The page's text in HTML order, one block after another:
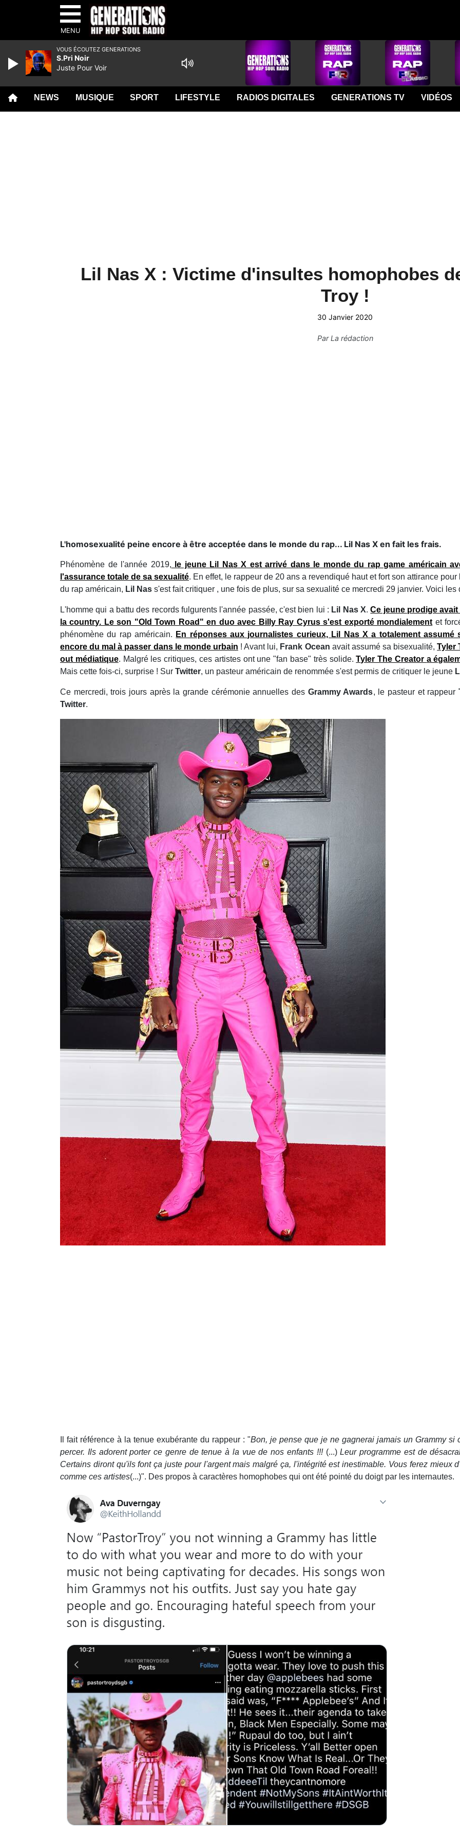
MENU
NEWS MUSIQUE SPORT LIFESTYLE RADIOS DIGITALES GENERATIONS TV VIDÉOS
Lil Nas X : Victime d'insultes homophobes
Troy !
30 Janvier 2020
ParLa rédaction
L'homosexualité peine encore à être acceptée dans le monde du rap... Lil Nas X en fait les frais.
Phénomène de l'année 2019, le jeune Lil Nas X est arrivé dans le monde du rap game américain
l'assurance totale de sa sexualité. En effet, le rappeur de 20 ans a revendiqué haut et fort son attirance
du rap américain, Lil Nas s'est fait critiquer , une fois de plus, sur sa sexualité ce mercredi 29 janvier. Voici les
L'homme qui a battu des records fulgurents l'année passée, c'est bien lui : Lil Nas X.Ce jeune prodige
la country. Le son "Old Town Road " en duo avec Billy Ray Cyruss'est exporté mondialement et
phénomène du rap américain. En réponses aux journalistes curieux, Lil Nas Xa totalement assumé
encore du mal à passer dans le monde urbain ! Avant lui, Frank Ocean avait assumé sa bisexualité,Tyler
out médiatique. Malgré les critiques, ces artistes ont une "fan base" très solide.Tyler The Creator a
Mais cette fois-ci, surprise ! Sur Twitter, un pasteur américain de renommée s'est permis de critiquer le jeune
Ce mercredi, trois jours après la grande cérémonie annuelles des Grammy Awards, le pasteur et rappeur
Twitter.
Il fait référence à la tenue exubérante du rappeur : "Bon, je pense que je ne gagnerai jamais un Grammy
percer. Ils adorent porter ce genre de tenue à la vue de nos enfants !!!(...)Leur programme est de
Certains diront qu'ils font ça juste pour l'argent mais malgré ça, l'intégrité est inestimable. Vous ferez mieux
comme ces artistes(...)". Des propos à caractères homophobes qui ont été pointé du doigt par les internautes.
VOUS ÉCOUTEZ GENERATIONS
S.Pri Noir
Juste Pour Voir